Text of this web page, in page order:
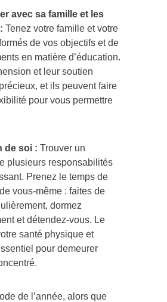
avec sa famille et les
Tenez votre famille et votre
de vos objectifs et de
en matière d’éducation.
et leur soutien
et ils peuvent faire
pour vous permettre
de soi : Trouver un
plusieurs responsabilités
Prenez le temps de
vous-même : faites de
dormez
et détendez-vous. Le
santé physique et
pour demeurer
de l’année, alors que